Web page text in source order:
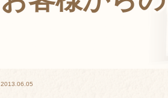
2013.06.05